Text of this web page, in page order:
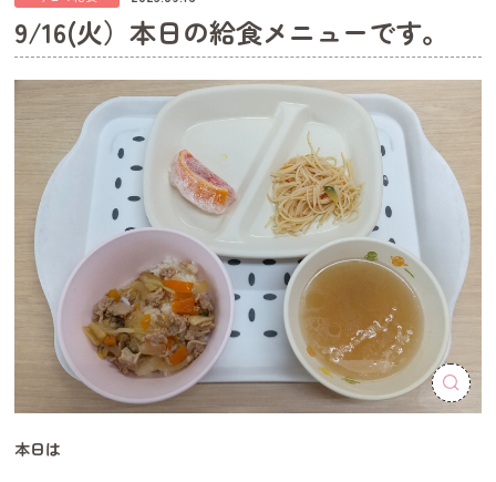
9/16(火）本日の給食メニューです。
本日は